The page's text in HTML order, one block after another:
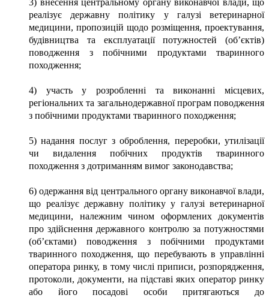
3) внесення центральному органу виконавчої влади, що
реалізує державну політику у галузі ветеринарної
медицини, пропозицій щодо розміщення, проектування,
будівництва та експлуатації потужностей (об’єктів)
поводження з побічними продуктами тваринного
походження;
4) участь у розробленні та виконанні місцевих,
регіональних та загальнодержавної програм поводження
з побічними продуктами тваринного походження;
5) надання послуг з оброблення, переробки, утилізації
чи видалення побічних продуктів тваринного
походження з дотриманням вимог законодавства;
6) одержання від центрального органу виконавчої влади,
що реалізує державну політику у галузі ветеринарної
медицини, належним чином оформлених документів
про здійснення державного контролю за потужностями
(об’єктами) поводження з побічними продуктами
тваринного походження, що перебувають в управлінні
оператора ринку, в тому числі приписи, розпорядження,
протоколи, документи, на підставі яких оператор ринку
або його посадові особи притягаються до